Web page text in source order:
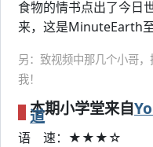
食物的情书点出了今日
来，这是MinuteEarth
另：致视频中那几个小哥
我！
本期小学堂来自
道
语 速：★★★☆